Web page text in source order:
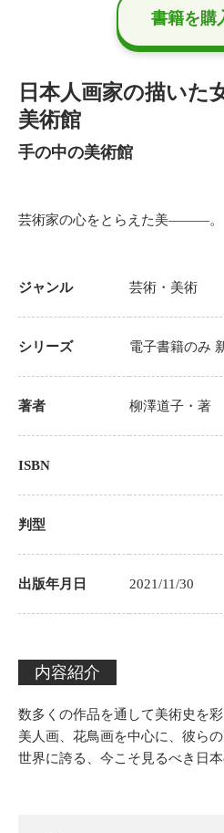
書籍を購
日本人画家の描い
美術館
手の中の美術館
芸術家の心をとらえた美———。
ジャンル 芸術・美術
シリーズ 電子書籍のみ
著者 柳澤道子 ・著
ISBN
判型
出版年月日 2021/11/30
内容紹介
数多くの作品を通して美術史を
美人画、花鳥画を中心に、彼らの
世界に誇る、今こそ見るべき日本